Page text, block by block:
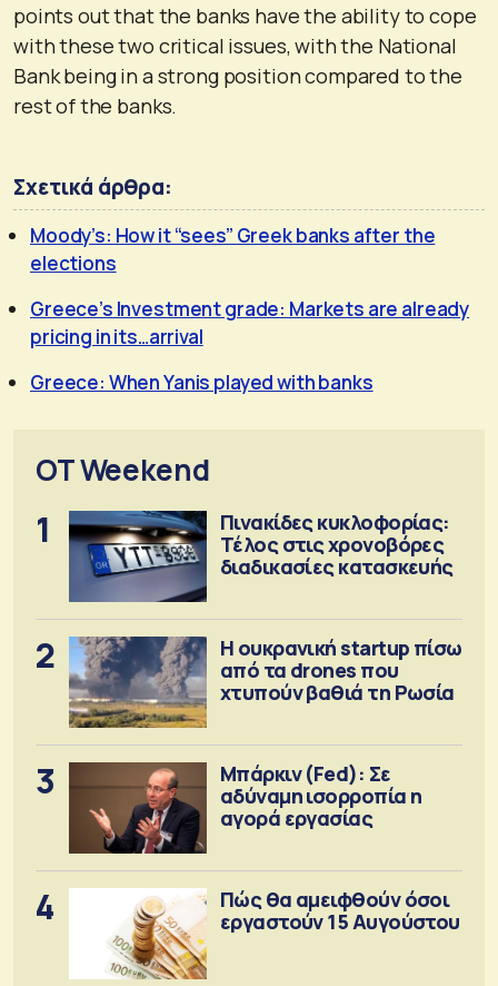
points out that the banks have the ability to cope
with these two critical issues, with the National
Bank being in a strong position compared to the
rest of the banks.
Σχετικά άρθρα:
Moody’s: How it “sees” Greek banks after the
elections
Greece’s Investment grade: Markets are already
pricing in its…arrival
Greece: When Yanis played with banks
OT Weekend
1
Πινακίδες κυκλοφορίας:
Τέλος στις χρονοβόρες
διαδικασίες κατασκευής
2
Η ουκρανική startup πίσω
από τα drones που
χτυπούν βαθιά τη Ρωσία
3
Μπάρκιν (Fed): Σε
αδύναμη ισορροπία η
αγορά εργασίας
4
Πώς θα αμειφθούν όσοι
εργαστούν 15 Αυγούστου